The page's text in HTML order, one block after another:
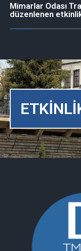
Mimarlar Odası
düzenlenen